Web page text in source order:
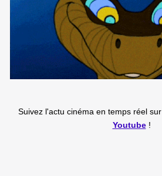
Suivez l'actu cinéma en temps réel sur
Youtube!